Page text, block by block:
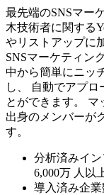
最先端のSNSマー
木技術者に関する
やリストアップに
SNSマーケティン
中から簡単にニッ
し、 自動でアプロ
とができます。 マ
出身のメンバーが
す。
分析済みイ
6,000万 人以
導入済み企業